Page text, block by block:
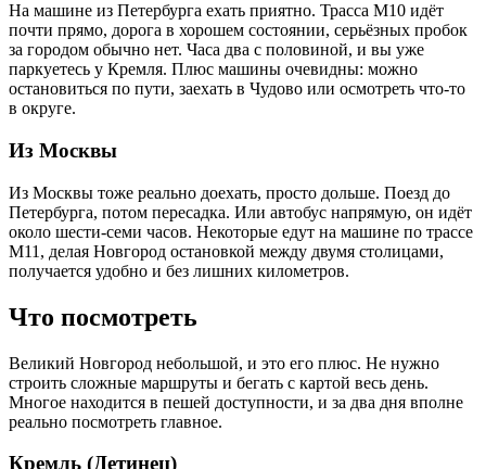
На машине из Петербурга ехать приятно. Трасса М10 идёт
почти прямо, дорога в хорошем состоянии, серьёзных пробок
за городом обычно нет. Часа два с половиной, и вы уже
паркуетесь у Кремля. Плюс машины очевидны: можно
остановиться по пути, заехать в Чудово или осмотреть что-то
в округе.
Из Москвы
Из Москвы тоже реально доехать, просто дольше. Поезд до
Петербурга, потом пересадка. Или автобус напрямую, он идёт
около шести-семи часов. Некоторые едут на машине по трассе
М11, делая Новгород остановкой между двумя столицами,
получается удобно и без лишних километров.
Что посмотреть
Великий Новгород небольшой, и это его плюс. Не нужно
строить сложные маршруты и бегать с картой весь день.
Многое находится в пешей доступности, и за два дня вполне
реально посмотреть главное.
Кремль (Детинец)